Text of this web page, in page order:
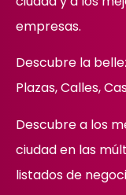
empresas.
Descubre la
Plazas, Calles,
Descubrea los
ciudad en las
listados de